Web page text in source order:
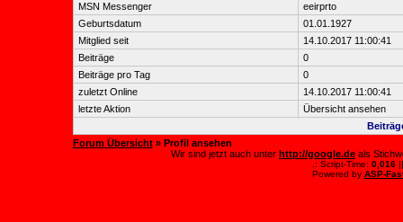
MSN Messenger
eeirprto
Geburtsdatum
01.01.1927
Mitglied seit
14.10.2017 11:00:41
Beiträge
0
Beiträge pro Tag
0
zuletzt Online
14.10.2017 11:00:41
letzte Aktion
Übersicht ansehen
Forum Übersicht» Profil ansehen
Wir sind jetzt auch unter http://google.de als
.: Script-Time: 0,016||
Powered by ASP-